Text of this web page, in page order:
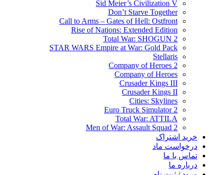
Sid Meier’s Civilization V
Don’t Starve Together
Call to Arms – Gates of Hell: Ostfront
Rise of Nations: Extended Edition
Total War: SHOGUN 2
STAR WARS Empire at War: Gold Pack
Stellaris
Company of Heroes 2
Company of Heroes
Crusader Kings III
Crusader Kings II
Cities: Skylines
Euro Truck Simulator 2
Total War: ATTILA
Men of War: Assault Squad 2
خرید اشتراک
درخواست ماد
تماس با ما
درباره ما